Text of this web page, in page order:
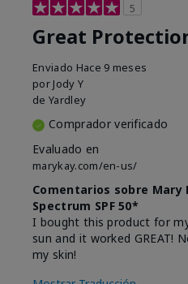
5
Great
Enviado Hace 9 meses
por Jody Y
de Yardley
Comprador verificado
Evaluado en
marykay.com/en-us/
Comentarios sobre Mary
Spectrum SPF 50*
I bought this product for
sun and it worked GREAT!
my skin!